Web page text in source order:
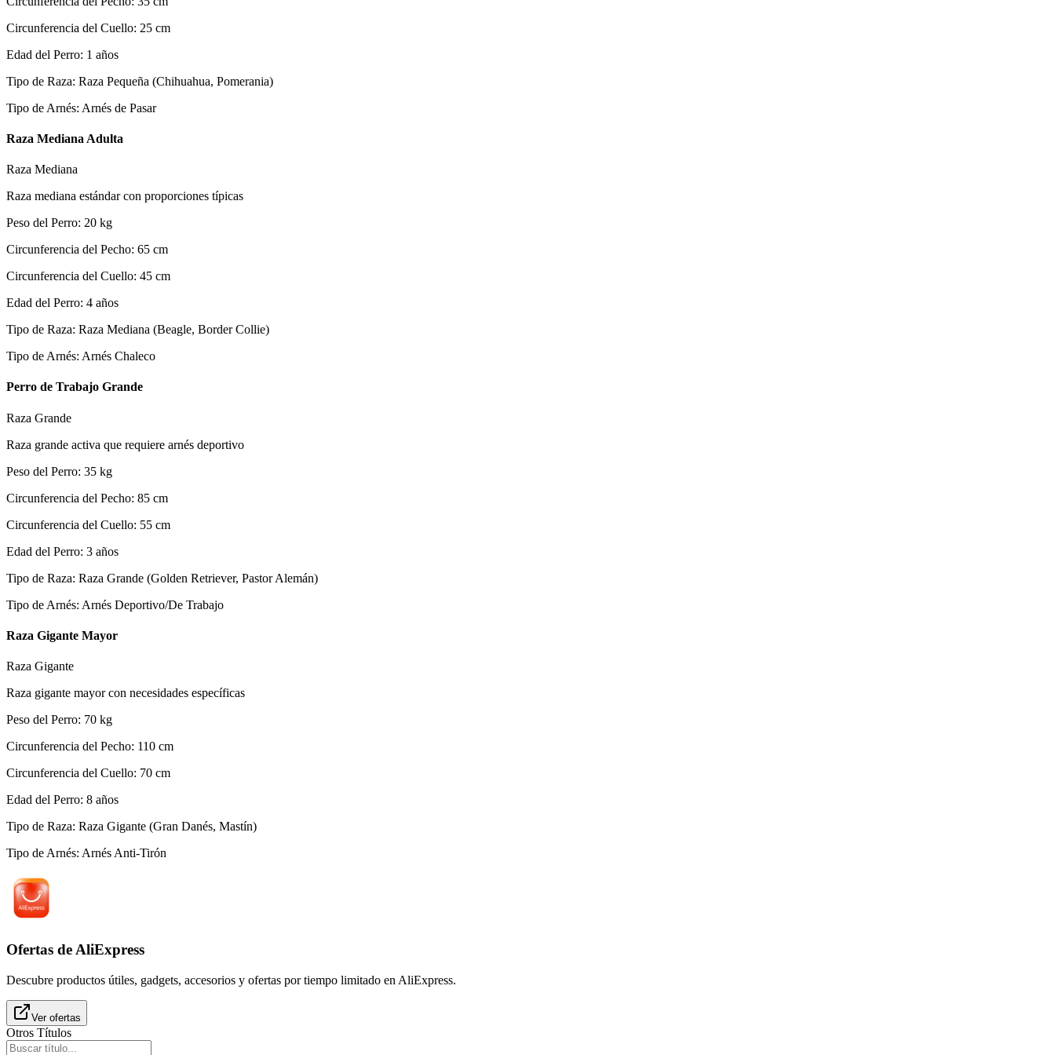
Circunferencia del Cuello: 25 cm
Edad del Perro: 1 años
Tipo de Raza: Raza Pequeña (Chihuahua, Pomerania)
Tipo de Arnés: Arnés de Pasar
Raza Mediana Adulta
Raza Mediana
Raza mediana estándar con proporciones típicas
Peso del Perro: 20 kg
Circunferencia del Pecho: 65 cm
Circunferencia del Cuello: 45 cm
Edad del Perro: 4 años
Tipo de Raza: Raza Mediana (Beagle, Border Collie)
Tipo de Arnés: Arnés Chaleco
Perro de Trabajo Grande
Raza Grande
Raza grande activa que requiere arnés deportivo
Peso del Perro: 35 kg
Circunferencia del Pecho: 85 cm
Circunferencia del Cuello: 55 cm
Edad del Perro: 3 años
Tipo de Raza: Raza Grande (Golden Retriever, Pastor Alemán)
Tipo de Arnés: Arnés Deportivo/De Trabajo
Raza Gigante Mayor
Raza Gigante
Raza gigante mayor con necesidades específicas
Peso del Perro: 70 kg
Circunferencia del Pecho: 110 cm
Circunferencia del Cuello: 70 cm
Edad del Perro: 8 años
Tipo de Raza: Raza Gigante (Gran Danés, Mastín)
Tipo de Arnés: Arnés Anti-Tirón
Ofertas de AliExpress
Descubre productos útiles, gadgets, accesorios y ofertas por tiempo limitado en AliExpress.
Ver ofertas
Otros Títulos